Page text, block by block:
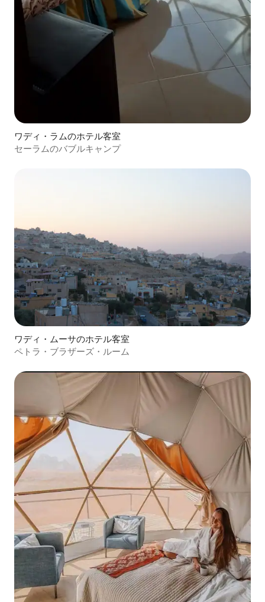
ワディ・ラムのホテル客室
セーラムのバブルキャンプ
ワディ・ムーサのホテル客室
ペトラ・ブラザーズ・ルーム